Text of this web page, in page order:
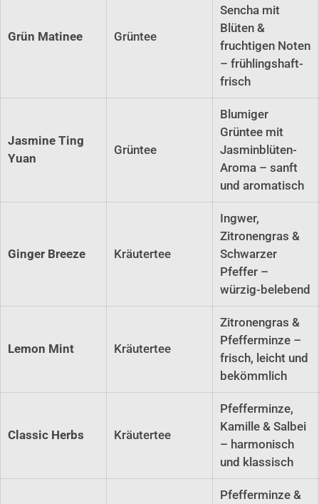
Grün Matinee Grüntee
Sencha mit
Blüten &
fruchtigen Noten
– frühlingshaft-
frisch
Jasmine Ting
Yuan
Grüntee
Blumiger
Grüntee mit
Jasminblüten-
Aroma – sanft
und aromatisch
Ginger Breeze Kräutertee
Ingwer,
Zitronengras &
Schwarzer
Pfeffer –
würzig-belebend
Lemon Mint Kräutertee
Zitronengras &
Pfefferminze –
frisch, leicht und
bekömmlich
Classic Herbs Kräutertee
Pfefferminze,
Kamille & Salbei
– harmonisch
und klassisch
Pfefferminze &